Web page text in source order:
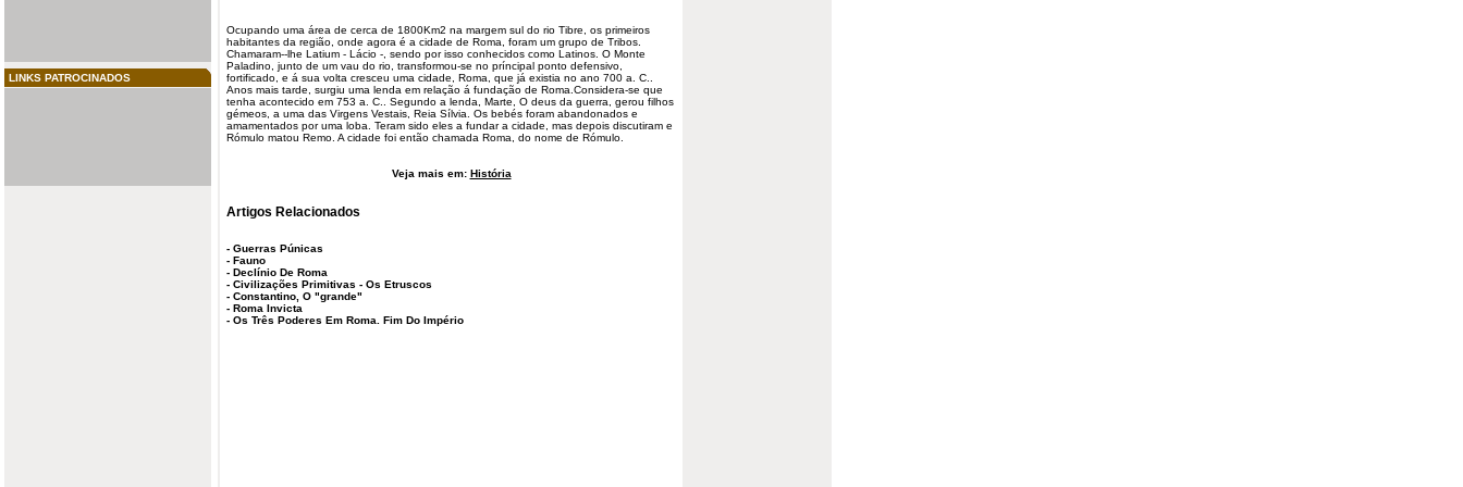
LINKS PATROCINADOS
Ocupando uma área de cerca de 1800Km2 na margem sul do rio Tibre, os primeiros
habitantes da região, onde agora é a cidade de Roma, foram um grupo de Tribos.
Chamaram--lhe Latium - Lácio -, sendo por isso conhecidos como Latinos. O Monte
Paladino, junto de um vau do rio, transformou-se no príncipal ponto defensivo,
fortificado, e á sua volta cresceu uma cidade, Roma, que já existia no ano 700 a. C..
Anos mais tarde, surgiu uma lenda em relação á fundação de Roma.Considera-se que
tenha acontecido em 753 a. C.. Segundo a lenda, Marte, O deus da guerra, gerou filhos
gémeos, a uma das Virgens Vestais, Reia Sílvia. Os bebés foram abandonados e
amamentados por uma loba . Teram sido eles a fundar a cidade, mas depois discutiram e
Rómulo matou Remo. A cidade foi então chamada Roma, do nome de Rómulo.
Veja mais em: História
Artigos Relacionados
- Guerras Púnicas
- Fauno
- Declínio De Roma
- Civilizações Primitivas - Os Etruscos
- Constantino, O "grande"
- Roma Invicta
- Os Três Poderes Em Roma. Fim Do Império